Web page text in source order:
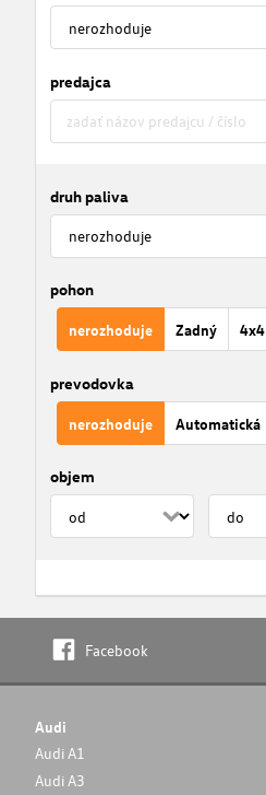
predajca
druh paliva
pohon
nerozhoduje Zadný 4x4
prevodovka
nerozhoduje Automatická
objem
Facebook
Audi
Audi A1
Audi A3